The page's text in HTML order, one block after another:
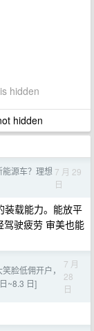
hidden
hidden
能源车？理想 7 月 29
日
装载能力。能放平
驾驶疲劳 审美也能
脸低佣开户，
~8.3 日]
7 月
28
日